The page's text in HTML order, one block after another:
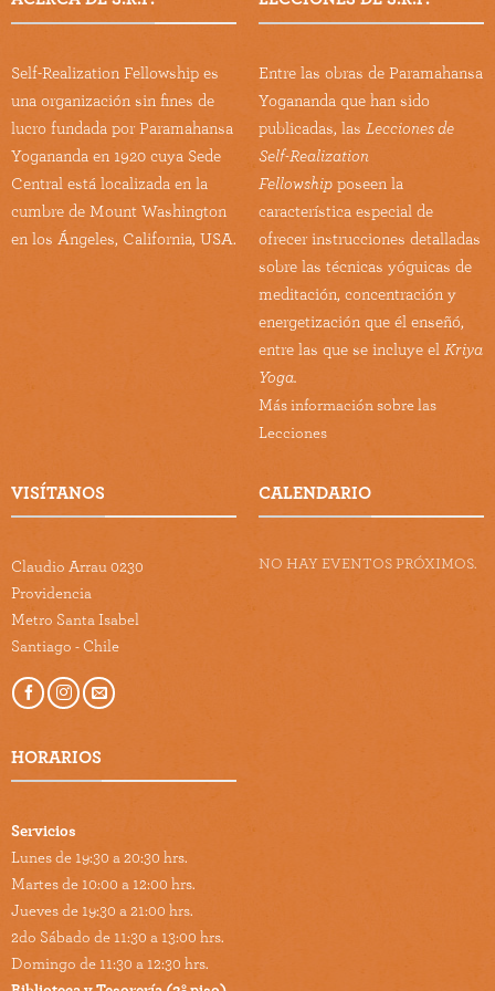
Self-Realization Fellowship es
una organización sin fines de
lucro fundada por Paramahansa
Yogananda en 1920 cuya Sede
Central está localizada en la
cumbre de Mount Washington
en los Ángeles, California, USA.
Entre las obras de Paramahansa
Yogananda que han sido
publicadas, las Lecciones de
Self-Realization
Fellowship poseen la
característica especial de
ofrecer instrucciones detalladas
sobre las técnicas yóguicas de
meditación, concentración y
energetización que él enseñó,
entre las que se incluye el Kriya
Yoga.
Más información sobre las
Lecciones
VISÍTANOS
Claudio Arrau 0230
Providencia
Metro Santa Isabel
Santiago - Chile
HORARIOS
Servicios
Lunes de 19:30 a 20:30 hrs.
Martes de 10:00 a 12:00 hrs.
Jueves de 19:30 a 21:00 hrs.
2do Sábado de 11:30 a 13:00 hrs.
Domingo de 11:30 a 12:30 hrs.
CALENDARIO
NO HAY EVENTOS PRÓXIMOS.